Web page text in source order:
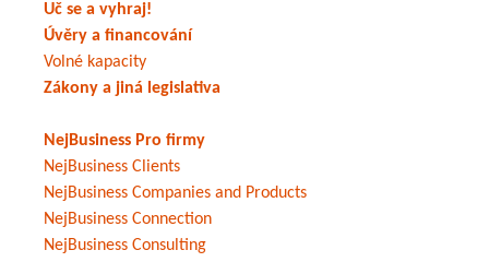
Uč se a vyhraj!
Úvěry a financování
Volné kapacity
Zákony a jiná legislativa
NejBusiness Pro firmy
NejBusiness Clients
NejBusiness Companies and Products
NejBusiness Connection
NejBusiness Consulting